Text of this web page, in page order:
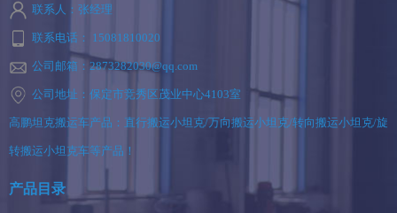
联系人：张经理
联系电话： 15081810020
公司邮箱：2873282030@qq.com
公司地址：保定市竞秀区茂业中心4103室
高鹏坦克搬运车产品：直行搬运小坦克/万向搬运小坦克/转向搬运小坦克/旋
转搬运小坦克车等产品！
产品目录